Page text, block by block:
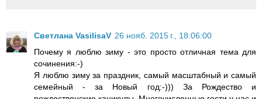
Светлана VasilisaV 26 нояб. 2015 г., 18:06:00
Почему я люблю зиму - это просто отличная тема для
сочинения:-)
Я люблю зиму за праздник, самый масштабный и самый
семейный - за Новый год:-))) За Рождество и